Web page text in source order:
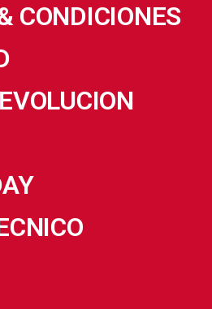
CONDICIONES